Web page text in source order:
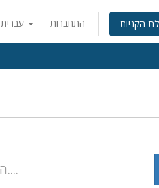
התחברות הקניות